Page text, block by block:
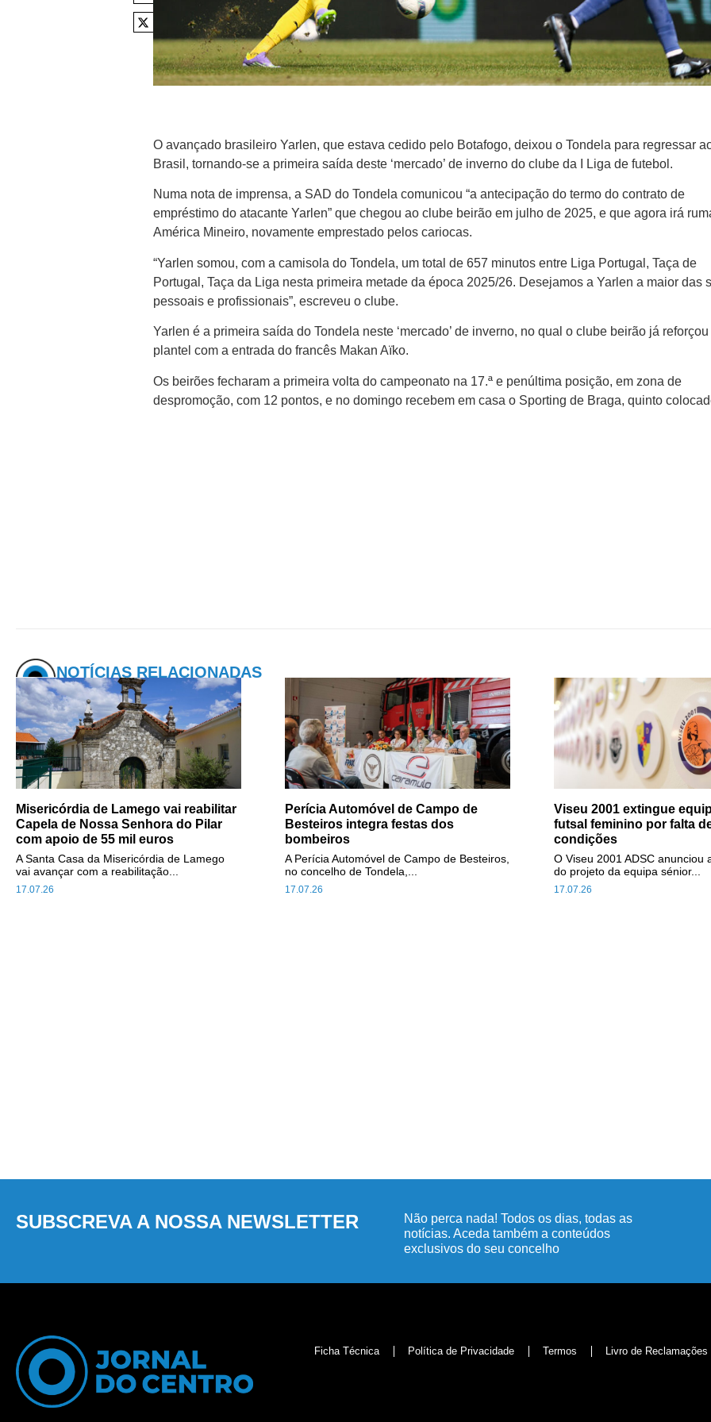
O avançado brasileiro Yarlen, que estava cedido pelo Botafogo, deixou o Tondela para regressar
Brasil, tornando-se a primeira saída deste ‘mercado’ de inverno do clube da I Liga de futebol.
Numa nota de imprensa, a SAD do Tondela comunicou “a antecipação do termo do contrato de
empréstimo do atacante Yarlen” que chegou ao clube beirão em julho de 2025, e que agora irá
América Mineiro, novamente emprestado pelos cariocas.
“Yarlen somou, com a camisola do Tondela, um total de 657 minutos entre Liga Portugal, Taça de
Portugal, Taça da Liga nesta primeira metade da época 2025/26. Desejamos a Yarlen a maior das
pessoais e profissionais”, escreveu o clube.
Yarlen é a primeira saída do Tondela neste ‘mercado’ de inverno, no qual o clube beirão já reforçou
plantel com a entrada do francês Makan Aïko.
Os beirões fecharam a primeira volta do campeonato na 17.ª e penúltima posição, em zona de
despromoção, com 12 pontos, e no domingo recebem em casa o Sporting de Braga, quinto
NOTÍCIAS RELACIONADAS
Misericórdia de Lamego vai reabilitar
Capela de Nossa Senhora do Pilar
com apoio de 55 mil euros
17.07.26
A Santa Casa da Misericórdia de Lamego
vai avançar com a reabilitação...
Perícia Automóvel de Campo de
Besteiros integra festas dos
bombeiros
17.07.26
A Perícia Automóvel de Campo de Besteiros,
no concelho de Tondela,...
Viseu 2001 extingue
futsal feminino por falta
condições
17.07.26
O Viseu 2001 ADSC anunciou
do projeto da equipa sénior...
SUBSCREVA A NOSSA NEWSLETTER
Não perca nada! Todos os dias, todas as
notícias. Aceda também a conteúdos
exclusivos do seu concelho
Ficha Técnica Política de Privacidade Termos Livro de Reclamações